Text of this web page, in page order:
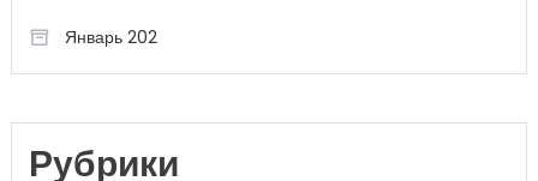
Январь 202
Рубрики